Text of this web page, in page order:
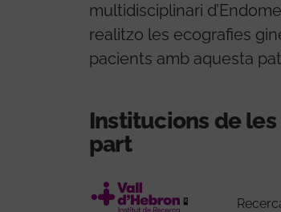
multidisciplinari
realitzo les ecografies
pacients amb aquesta
Institucions de
part